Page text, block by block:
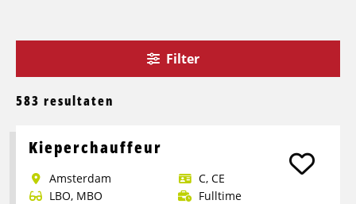
Filter
583 resultaten
Kieperchauffeur
Amsterdam
C, CE
LBO, MBO
Fulltime